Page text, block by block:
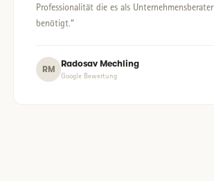
Professionalität die es als Unternehmensberater
benötigt.“
RM
Radosav Mechling
Google Bewertung